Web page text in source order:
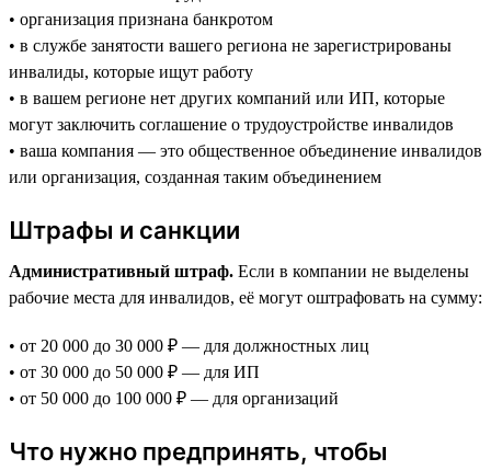
• организация признана банкротом
• в службе занятости вашего региона не зарегистрированы
инвалиды, которые ищут работу
• в вашем регионе нет других компаний или ИП, которые
могут заключить соглашение о трудоустройстве инвалидов
• ваша компания — это общественное объединение инвалидов
или организация, созданная таким объединением
Штрафы и санкции
Административный штраф. Если в компании не выделены
рабочие места для инвалидов, её могут оштрафовать на сумму:
• от 20 000 до 30 000 ₽ — для должностных лиц
• от 30 000 до 50 000 ₽ — для ИП
• от 50 000 до 100 000 ₽ — для организаций
Что нужно предпринять, чтобы